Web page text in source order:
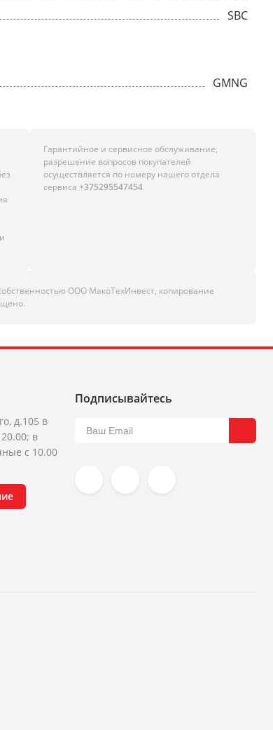
SBC
GMNG
Гарантийное и сервисное обслуживание,
разрешение вопросов покупателей
осуществляется по номеру нашего отдела
сервиса +375295547454
ООО МакоТехИнвест, копирование
д.105 в
в
с 10.00
Подписывайтесь